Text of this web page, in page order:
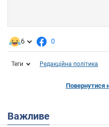
6 0
Теги Редакційна політика
Повернутися
Важливе